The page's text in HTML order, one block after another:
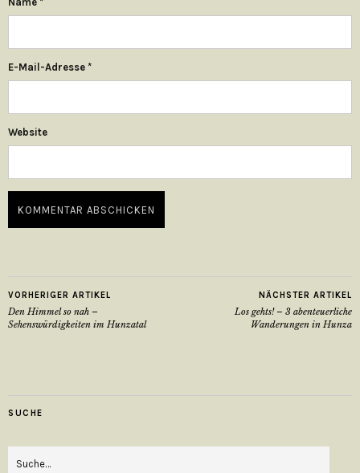
E-Mail-Adresse *
Website
VORHERIGER ARTIKEL
Den Himmel so nah –
Sehenswürdigkeiten im Hunzatal
NÄCHSTER ARTIKEL
Los gehts! – 3 abenteuerliche
Wanderungen in Hunza
SUCHE